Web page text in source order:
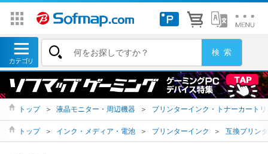
トップ ＞ 液晶モニター・周辺機器 ＞ プリンターインク・トナーカートリ
トップ ＞ インク・メディア・電池 ＞ プリンターインク ＞ 互換プリン